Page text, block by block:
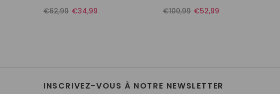
€62,99 €34,99 €100,99 €52,99
INSCRIVEZ-VOUS À NOTRE NEWSLETTER